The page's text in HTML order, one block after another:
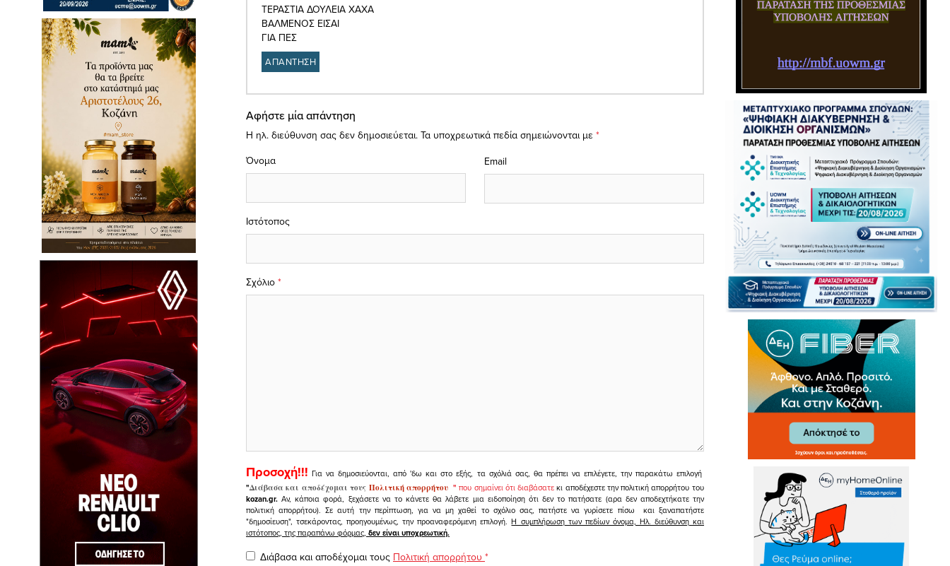
ΤΕΡΑΣΤΙΑ ΔΟΥΛΕΙΑ ΧΑΧΑ
ΒΑΛΜΕΝΟΣ ΕΙΣΑΙ
ΓΙΑ ΠΕΣ
ΑΠΑΝΤΗΣΗ
Αφήστε μία απάντηση
Η ηλ. διεύθυνση σας δεν δημοσιεύεται. Τα υποχρεωτικά πεδία σημειώνονται με *
Σχόλιο *
Όνομα Email
Ιστότοπος
Προσοχή!!! Για να δημοσιεύονται, από 'δω και στο εξής, τα σχόλιά σας, θα πρέπει να επιλέγετε, την παρακάτω επιλογή
"Διάβασα και αποδέχομαι τουςΠολιτική απορρήτου " που σημαίνει ότι διαβάσατεκι αποδέχεστε την πολιτική απορρήτου του
kozan.gr. Αν, κάποια φορά, ξεχάσετε να το κάνετε θα λάβετε μια ειδοποίηση ότι δεν το πατήσατε (αρα δεν αποδεχτήκατε την
πολιτική απορρήτου). Σε αυτή την περίπτωση, για να μη χαθεί το σχόλιο σας, πατήστε να γυρίσετε πίσω και ξαναπατήστε
"δημοσίευση", τσεκάροντας, προηγουμένως, την προαναφερόμενη επιλογή.Η συμπλήρωση των πεδίων όνομα, Ηλ. διεύθυνση και
ιστότοπος, της παραπάνω φόρμας, δεν είναι υποχρεωτική.
Διάβασα και αποδέχομαι τους Πολιτική απορρήτου *